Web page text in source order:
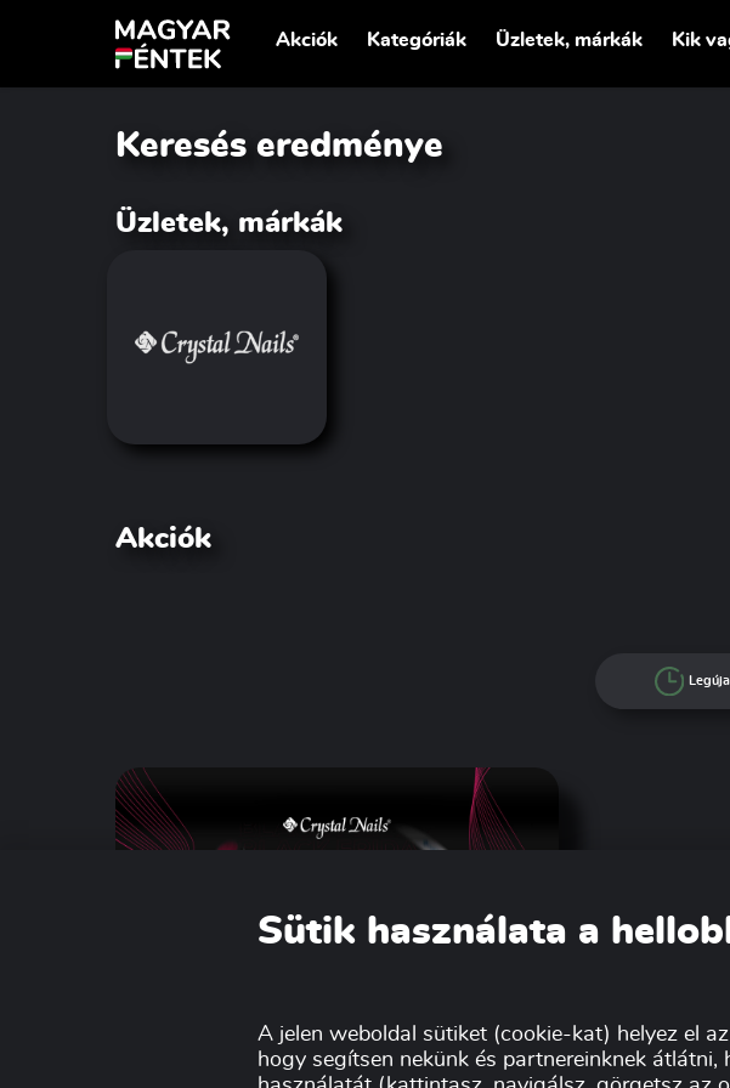
Akciók Kategóriák Üzletek, márkák Kik
Keresés eredménye
Üzletek, márkák
Akciók
Crystal Nails Black Friday
Sütik használata a
A jelen weboldal sütiket (cookie-kat) helyez el
hogy segítsen nekünk és partnereinknek